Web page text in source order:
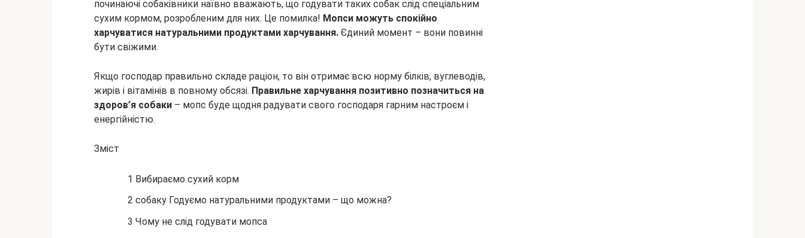
починаючі собаківники наївно вважають, що годувати таких собак слід спеціальним
сухим кормом, розробленим для них. Це помилка! Мопси можуть спокійно
харчуватися натуральними продуктами харчування. Єдиний момент – вони повинні
бути свіжими.
Якщо господар правильно складе раціон, то він отримає всю норму білків, вуглеводів,
жирів і вітамінів в повному обсязі. Правильне харчування позитивно позначиться на
здоров’я собаки – мопс буде щодня радувати свого господаря гарним настроєм і
енергійністю.
Зміст
1 Вибираємо сухий корм
2 собаку Годуємо натуральними продуктами – що можна?
3 Чому не слід годувати мопса